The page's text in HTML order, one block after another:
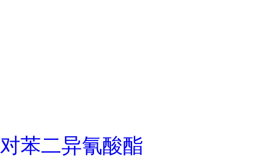
对苯二异氰酸酯